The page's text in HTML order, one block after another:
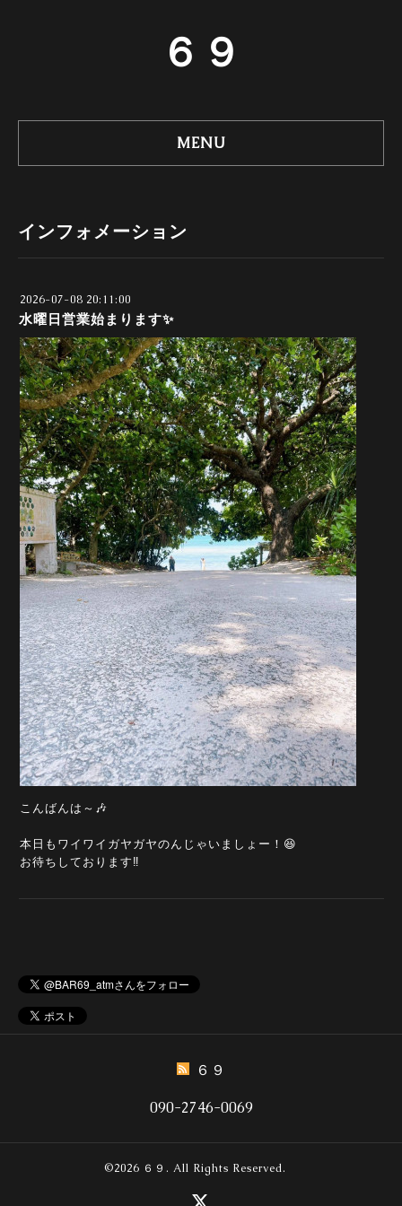
６９
MENU
インフォメーション
2026-07-08 20:11:00
水曜日営業始まります✨
こんばんは～🎶
本日もワイワイガヤガヤのんじゃいましょー！😆
お待ちしております‼️
６９
090-2746-0069
©2026 ６９ . All Rights Reserved.